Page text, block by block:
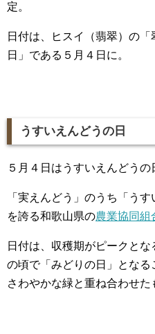
定。
日付は、ヒスイ（翡翠）の
日」である５月４日に。
うすいえんどうの日
５月４日はうすいえんどうの
「実えんどう」のうち「う
を誇る和歌山県の農業協同組
日付は、収穫期がピークと
の頃で「みどりの日」とな
さわやかな緑と重ね合わせた